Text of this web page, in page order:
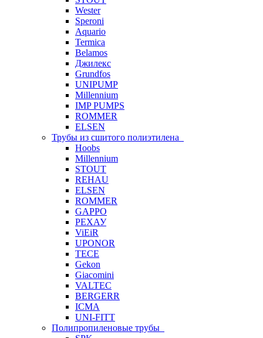
Wester
Speroni
Aquario
Termica
Belamos
Джилекс
Grundfos
UNIPUMP
Millennium
IMP PUMPS
ROMMER
ELSEN
Трубы из сшитого полиэтилена
Hoobs
Millennium
STOUT
REHAU
ELSEN
ROMMER
GAPPO
РЕХАУ
ViEiR
UPONOR
TECE
Gekon
Giacomini
VALTEC
BERGERR
ICMA
UNI-FITT
Полипропиленовые трубы